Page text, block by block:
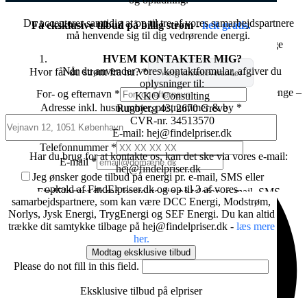
Få eksklusive tilbud på elpriser
Du accepterer samtidig at op til tre af vores samarbejdspartnere
må henvende sig til dig vedrørende energi.
HVEM KONTAKTER MIG?
Når du anvender vores kontaktformular, afgiver du
oplysninger til:
KKO Consulting
Rugbjerg 43, 2670 Greve
CVR-nr. 34513570
E-mail: hej@findelpriser.dk
Har du brug for at kontakte os, kan det ske via vores e-mail:
hej@findelpriser.dk
FindElpriser.dk må kontakte dig på telefon, e-mail, SMS
angående din igangværende forespørgsel og fremtidige
muligheder for at spare penge.
FindElpriser.dk kontakter dig indledningsvis med meddelelser
angående din igangværende forespørgsel, eller andre relevante
informationer i relation til din forespørgsel.
Du kan altid tilbagekalde dit samtykke ved at skrive til:
hej@findelpriser.dk
Få eksklusive tilbud på billig strøm -helt gratis.
Hvor får du strøm fra nu?*
For- og efternavn *
Adresse inkl. husnummer, postnummer & by *
Telefonnummer *
E-mail*
Jeg ønsker gode tilbud på energi pr. e-mail, SMS eller
opkald af FindElpriser.dk og op til 3 af vores
samarbejdspartnere, som kan være DCC Energi, Modstrøm,
Norlys, Jysk Energi, TrygEnergi og SEF Energi. Du kan altid
trække dit samtykke tilbage på hej@findelpriser.dk - læs mere
her.
Modtag eksklusive tilbud
Please do not fill in this field.
Eksklusive tilbud på elpriser
Er du sikker på du har den billigste elaftale?
Vi hjælper dig med at indhente 3 eksklusive tilbud på billige
elaftaler,
som du ikke selv ville kunne opnå.
Det koster dig intet at prøve, men kan muligvis spare mange penge –
hvert år.